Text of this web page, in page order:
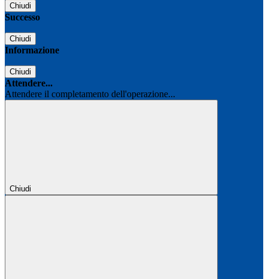
Chiudi
Successo
Chiudi
Informazione
Chiudi
Attendere...
Attendere il completamento dell'operazione...
Chiudi